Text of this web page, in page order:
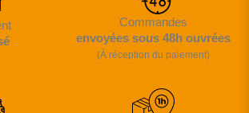
Commandes
envoyées sous 48h ouvrées
(À réception du paiement)